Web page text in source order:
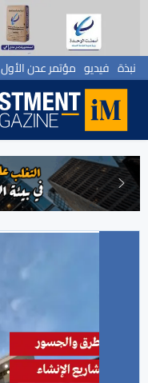
نبذة فيديو مؤتمر عدن الأول